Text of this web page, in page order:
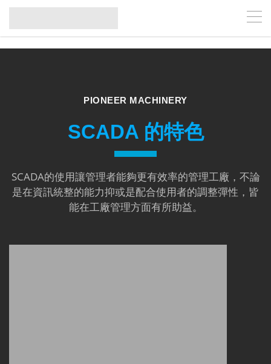
MANAGEMENT ON
ALL OF THE DATA
PIONEER MACHINERY
SCADA 的特色
SCADA的使用讓管理者能夠更有效率的管理工廠，不論
是在資訊統整的能力抑或是配合使用者的調整彈性，皆
能在工廠管理方面有所助益。